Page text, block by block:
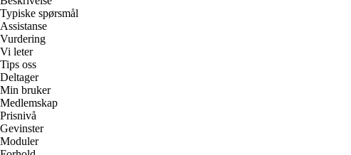
Typiske spørsmål
Assistanse
Vurdering
Vi leter
Tips oss
Deltager
Min bruker
Medlemskap
Prisnivå
Gevinster
Moduler